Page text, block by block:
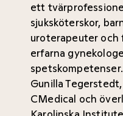
ett
sjuksköterskor,
uroterapeuter och
erfarna
spetskompetenser.
Gunilla
CMedical och